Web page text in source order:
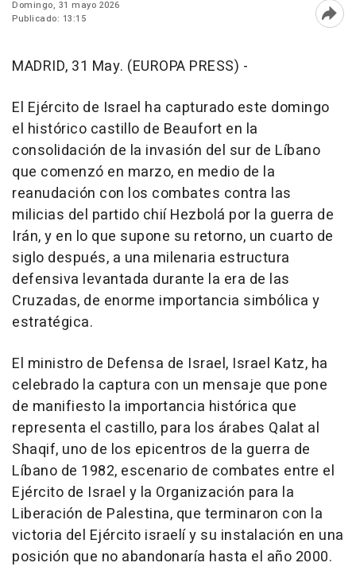
Domingo, 31 mayo 2026
Publicado: 13:15
MADRID, 31 May. (EUROPA PRESS) -
El Ejército de Israel ha capturado este domingo
el histórico castillo de Beaufort en la
consolidación de la invasión del sur de Líbano
que comenzó en marzo, en medio de la
reanudación con los combates contra las
milicias del partido chií Hezbolá por la guerra de
Irán, y en lo que supone su retorno, un cuarto de
siglo después, a una milenaria estructura
defensiva levantada durante la era de las
Cruzadas, de enorme importancia simbólica y
estratégica.
El ministro de Defensa de Israel, Israel Katz, ha
celebrado la captura con un mensaje que pone
de manifiesto la importancia histórica que
representa el castillo, para los árabes Qalat al
Shaqif, uno de los epicentros de la guerra de
Líbano de 1982, escenario de combates entre el
Ejército de Israel y la Organización para la
Liberación de Palestina, que terminaron con la
victoria del Ejército israelí y su instalación en una
posición que no abandonaría hasta el año 2000.